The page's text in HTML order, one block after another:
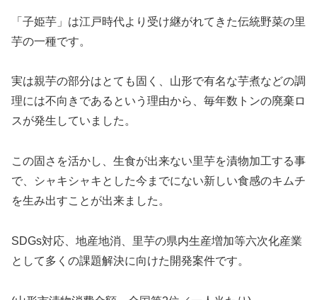
「子姫芋」は江戸時代より受け継がれてきた伝統野菜の里
芋の一種です。
実は親芋の部分はとても固く、山形で有名な芋煮などの調
理には不向きであるという理由から、毎年数トンの廃棄ロ
スが発生していました。
この固さを活かし、生食が出来ない里芋を漬物加工する事
で、シャキシャキとした今までにない新しい食感のキムチ
を生み出すことが出来ました。
SDGs対応、地産地消、里芋の県内生産増加等六次化産業
として多くの課題解決に向けた開発案件です。